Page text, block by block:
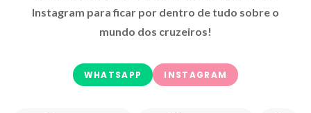
Instagram para ficar por dentro de tudo sobre o
mundo dos cruzeiros!
WHATSAPP INSTAGRAM